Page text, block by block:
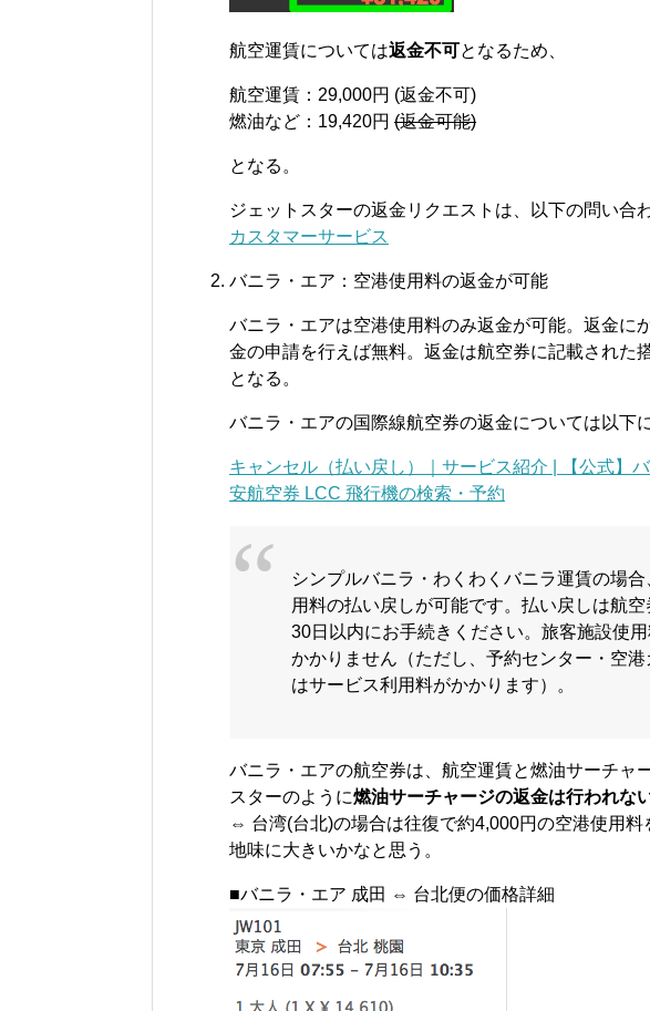
航空運賃については返金不可となるため、
航空運賃：29,000円 (返金不可)
燃油など：19,420円 (返金可能)
となる。
ジェットスターの返金リクエストは、以下の問い合
カスタマーサービス
バニラ・エア：空港使用料の返金が可能
バニラ・エアは空港使用料のみ返金が可能。返金に
金の申請を行えば無料。返金は航空券に記載された
となる。
バニラ・エアの国際線航空券の返金については以下
キャンセル（払い戻し）｜サービス紹介 | 【公式】
安航空券 LCC 飛行機の検索・予約
シンプルバニラ・わくわくバニラ運賃の場
用料の払い戻しが可能です。払い戻しは航
30日以内にお手続きください。旅客施設使
かかりません（ただし、予約センター・空
はサービス利用料がかかります）。
バニラ・エアの航空券は、航空運賃と燃油サーチャ
スターのように燃油サーチャージの返金は行われな
⇔ 台湾(台北)の場合は往復で約4,000円の空港使用
地味に大きいかなと思う。
■バニラ・エア 成田 ⇔ 台北便の価格詳細